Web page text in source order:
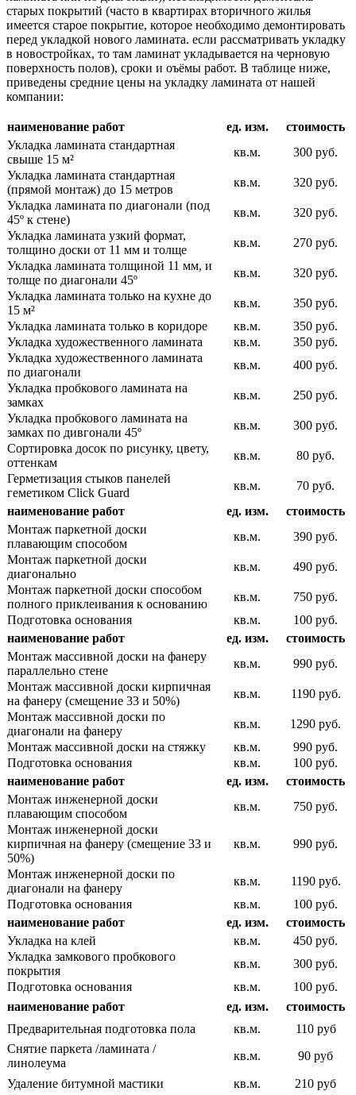
старых покрытий (часто в квартирах вторичного жилья
имеется старое покрытие, которое необходимо демонтировать
перед укладкой нового ламината. если рассматривать укладку
в новостройках, то там ламинат укладывается на черновую
поверхность полов), сроки и оъёмы работ. В таблице ниже,
приведены средние цены на укладку ламината от нашей
компании:
наименование работ ед. изм.
стоимость
Укладка ламината стандартная
свыше 15 м²
кв.м.
300 руб.
Укладка ламината стандартная
(прямой монтаж) до 15 метров
кв.м.
320 руб.
Укладка ламината по диагонали (под
45º к стене)
кв.м.
320 руб.
Укладка ламината узкий формат,
толщино доски от 11 мм и толще
кв.м.
270 руб.
Укладка ламината толщиной 11 мм, и
толще по диагонали 45º
кв.м.
320 руб.
Укладка ламината только на кухне до
15 м²
кв.м.
350 руб.
Укладка ламината только в коридоре
кв.м.
350 руб.
Укладка художественного ламината
кв.м.
350 руб.
Укладка художественного ламината
по диагонали
кв.м.
400 руб.
Укладка пробкового ламината на
замках
кв.м.
250 руб.
Укладка пробкового ламината на
замках по дивгонали 45º
кв.м.
300 руб.
Сортировка досок по рисунку, цвету,
оттенкам
кв.м.
80 руб.
Герметизация стыков панелей
геметиком Click Guard
кв.м.
70 руб.
наименование работ
ед. изм.
стоимость
Монтаж паркетной доски
плавающим способом
кв.м.
390 руб.
Монтаж паркетной доски
диагонально
кв.м.
490 руб.
Монтаж паркетной доски способом
полного приклеивания к основанию
кв.м.
750 руб.
Подготовка основания
кв.м.
100 руб.
наименование работ
ед. изм.
стоимость
Монтаж массивной доски на фанеру
параллельно стене
кв.м.
990 руб.
Монтаж массивной доски кирпичная
на фанеру (смещение 33 и 50%)
кв.м.
1190 руб.
Монтаж массивной доски по
диагонали на фанеру
кв.м.
1290 руб.
Монтаж массивной доски на стяжку
кв.м.
990 руб.
Подготовка основания
кв.м.
100 руб.
наименование работ
ед. изм.
стоимость
Монтаж инженерной доски
плавающим способом
кв.м.
750 руб.
Монтаж инженерной доски
кирпичная на фанеру (смещение 33 и
50%)
кв.м. 990 руб.
Монтаж инженерной доски по
диагонали на фанеру
кв.м.
1190 руб.
Подготовка основания
кв.м.
100 руб.
наименование работ
ед. изм.
стоимость
Укладка на клей
кв.м.
450 руб.
Укладка замкового пробкового
покрытия
кв.м.
300 руб.
Подготовка основания
кв.м.
100 руб.
наименование работ
ед. изм.
стоимость
Предварительная подготовка пола
кв.м.
110 руб
Снятие паркета /ламината /
линолеума
кв.м. 90 руб
Удаление битумной мастики кв.м.
210 руб